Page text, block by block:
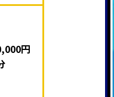
円